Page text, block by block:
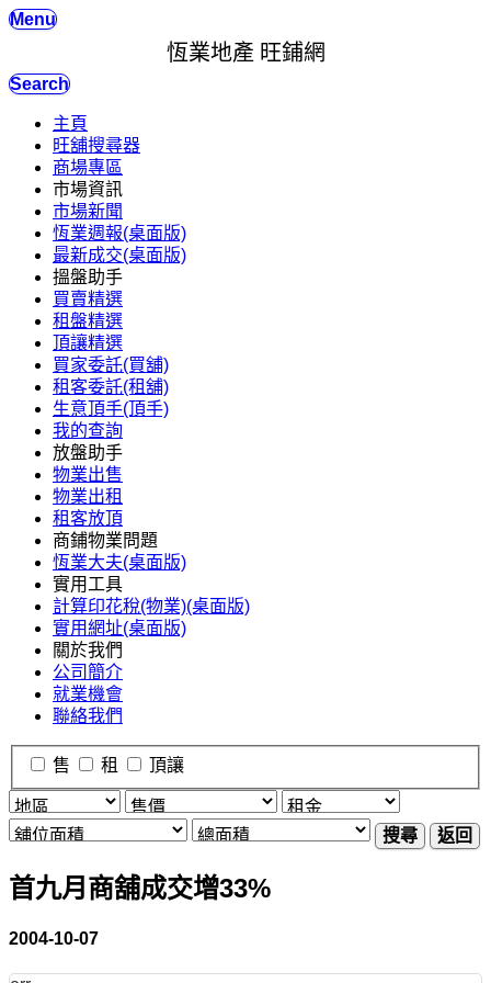
Menu
恆業地產 旺鋪網
Search
主頁
旺舖搜尋器
商場專區
市場資訊
市場新聞
恆業週報(桌面版)
最新成交(桌面版)
搵盤助手
買賣精選
租盤精選
頂讓精選
買家委託(買舖)
租客委託(租舖)
生意頂手(頂手)
我的查詢
放盤助手
物業出售
物業出租
租客放頂
商鋪物業問題
恆業大夫(桌面版)
實用工具
計算印花稅(物業)(桌面版)
實用網址(桌面版)
關於我們
公司簡介
就業機會
聯絡我們
售 租 頂讓
搜尋 返回
首九月商舖成交增33%
2004-10-07